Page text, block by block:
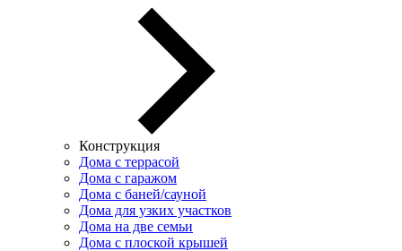
Конструкция
Дома с террасой
Дома с гаражом
Дома с баней/сауной
Дома для узких участков
Дома на две семьи
Дома с плоской крышей